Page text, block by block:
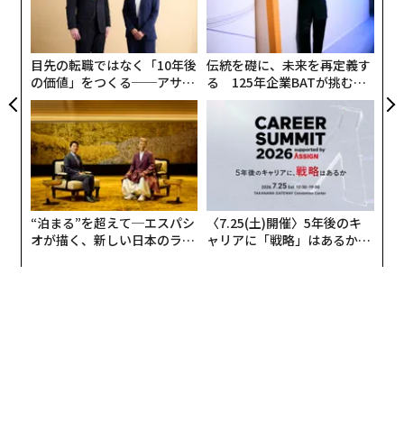
目先の転職ではなく「10年後
の価値」をつくる──アサイ
ンの長期伴走型支援とは
伝統を礎に、未来を再定義す
る 125年企業BATが挑むス
モークレスな未来
“泊まる”を超えて─エスパシ
オが描く、新しい日本のラグ
〈7.25(土)開催〉5年後のキ
ャリアに「戦略」はあるか。